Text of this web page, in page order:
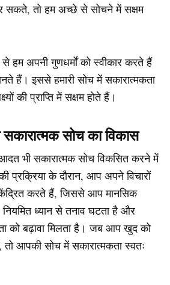
सकते, तो हम अच्छे से सोचने में सक्षम
हम अपनी गुणधर्मों को स्वीकार करते हैं
हैं। इससे हमारी सोच में सकारात्मकता
की प्राप्ति में सक्षम होते हैं।
सकारात्मक सोच का विकास
भी सकारात्मक सोच विकसित करने में
प्रक्रिया के दौरान, आप अपने विचारों
करते हैं, जिससे आप मानसिक
नियमित ध्यान से तनाव घटता है और
को बढ़ावा मिलता है। जब आप खुद को
आपकी सोच में सकारात्मकता स्वतः